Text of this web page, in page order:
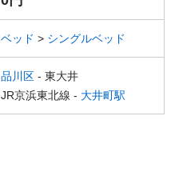
ベッド > シングルベッド
品川区 - 東大井
JR京浜東北線 - 大井町駅